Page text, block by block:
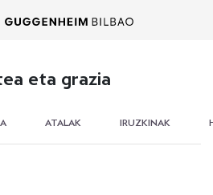
eta grazia
ATALAK IRUZKINAK